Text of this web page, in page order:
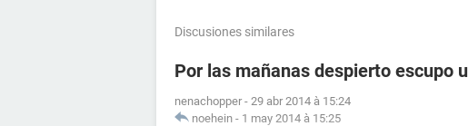
Discusiones similares
Por las mañanas despierto escupo
nenachopper - 29 abr 2014 à 15:24
noehein - 1 may 2014 à 15:25